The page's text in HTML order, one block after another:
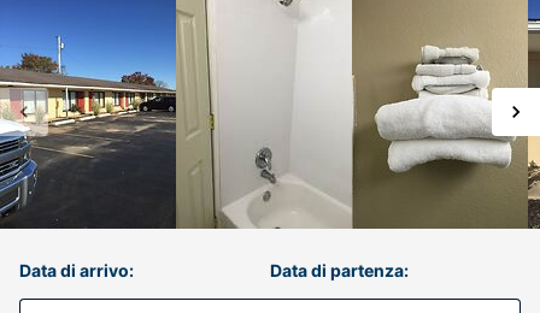
Data di arrivo: Data di partenza: